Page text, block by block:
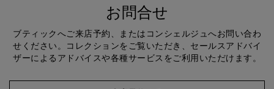
お問合せ
ブティックへご来店予約、またはコンシェルジュへお問い合わ
せください。コレクションをご覧いただき、セールスアドバイ
ザーによるアドバイスや各種サービスをご利用いただけます。